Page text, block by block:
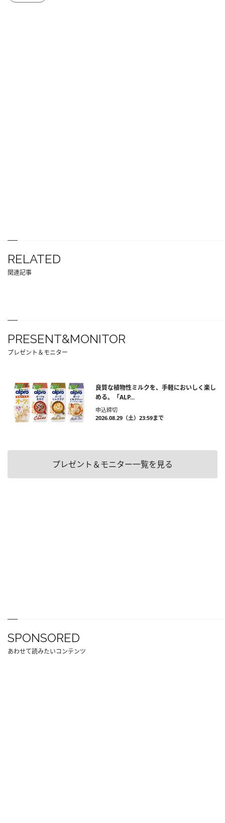
RELATED
関連記事
PRESENT&MONITOR
プレゼント＆モニター
良質な植物性ミルクを、手軽においしく楽し
める。「ALP...
申込締切
2026.08.29（土）23:59まで
プレゼント＆モニター一覧を見る
SPONSORED
あわせて読みたいコンテンツ